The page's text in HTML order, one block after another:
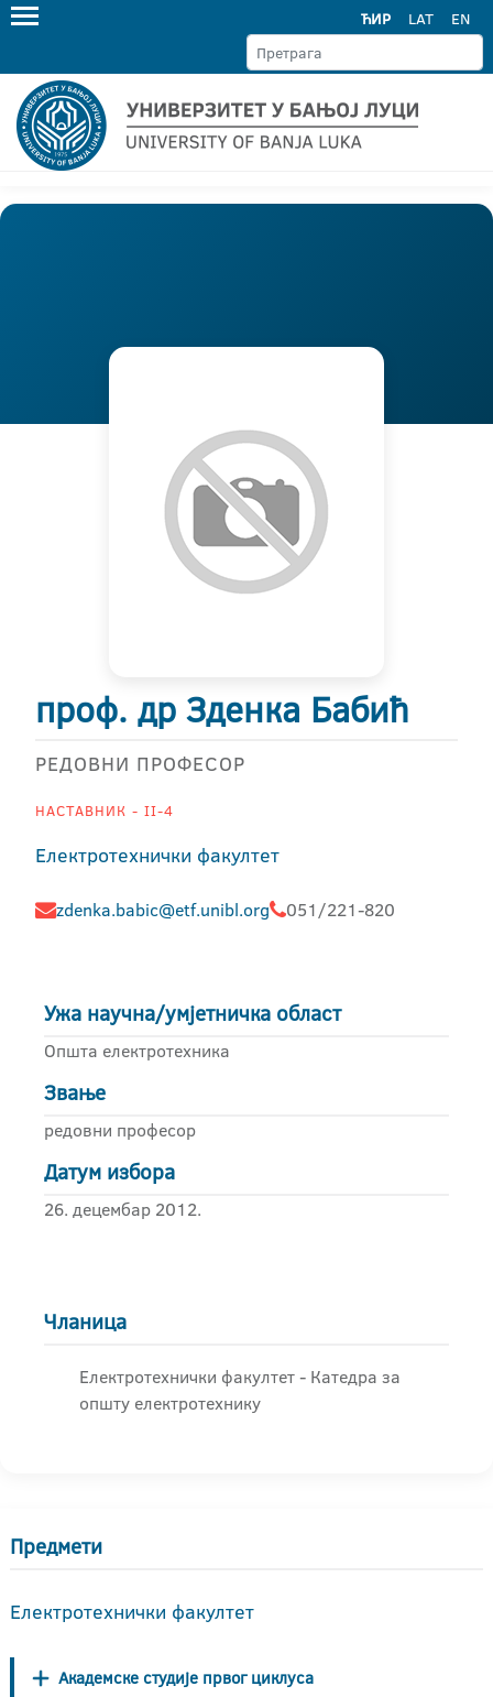
ЋИР LAT EN
проф. др Зденка Бабић
РЕДОВНИ ПРОФЕСОР
НАСТАВНИК - II-4
Електротехнички факултет
zdenka.babic@etf.unibl.org 051/221-820
Ужа научна/умјетничка област
Општа електротехника
Звање
редовни професор
Датум избора
26. децембар 2012.
Чланица
Електротехнички факултет - Катедра за
општу електротехнику
Предмети
Електротехнички факултет
Академске студије првог циклуса